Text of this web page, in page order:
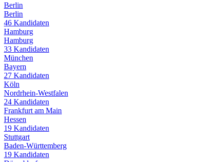
Berlin
Berlin
46 Kandidaten
Hamburg
Hamburg
33 Kandidaten
München
Bayern
27 Kandidaten
Köln
Nordrhein-Westfalen
24 Kandidaten
Frankfurt am Main
Hessen
19 Kandidaten
Stuttgart
Baden-Württemberg
19 Kandidaten